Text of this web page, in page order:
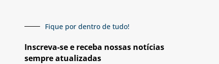
Fique por dentro de tudo!
Inscreva-se e receba nossas notícias
sempre atualizadas